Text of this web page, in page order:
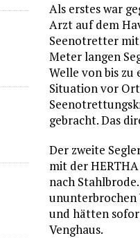
Als erstes war
Arzt auf dem
Seenotretter mit
Meter langen
Welle von bis
Situation vor
gebracht. Das
Der zweite
mit der
nach
ununterbrochen
und hätten
Venghaus.